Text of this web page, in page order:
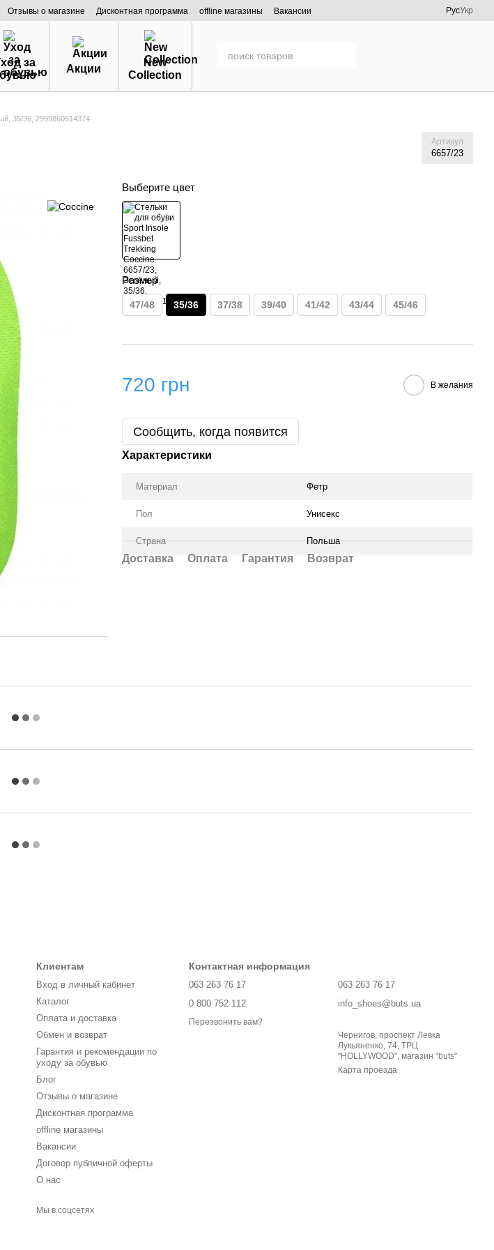
Отзывы о магазине Дисконтная программа offline магазины
Вакансии
РусУкр
за
Акции
New
Collection
35/36, 2999860614374
Артикул
6657/23
Выберите цвет
Размер
47/48 35/36 37/38 39/40 41/42 43/44 45/46
720 грн В желания
Сообщить, когда появится
Характеристики
Материал Фетр
Пол Унисекс
Страна Польша
Доставка Оплата Гарантия Возврат
Клиентам
Вход в личный кабинет
Каталог
Оплата и доставка
Обмен и возврат
Гарантия и рекомендации по
уходу за обувью
Блог
Отзывы о магазине
Дисконтная программа
offline магазины
Вакансии
Договор публичной оферты
О нас
Мы в соцсетях
Контактная информация
063 263 76 17
0 800 752 112
Перезвонить вам?
063 263 76 17
info_shoes@buts.ua
Чернигов, проспект Левка
Лукьяненко, 74, ТРЦ
"HOLLYWOOD", магазин "buts"
Карта проезда